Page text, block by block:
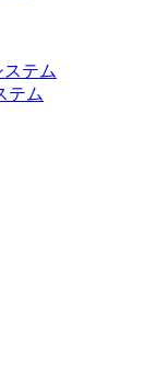
テム
テム